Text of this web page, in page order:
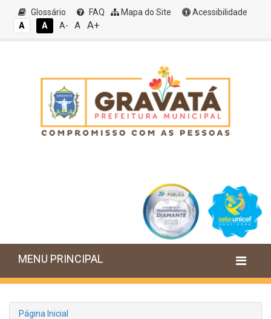
Glossário FAQ Mapa do Site
Acessibilidade
A
A A- A A+
MENU PRINCIPAL
Página Inicial